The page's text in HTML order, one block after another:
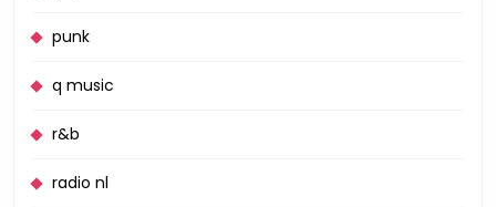
punk
q music
r&b
radio nl